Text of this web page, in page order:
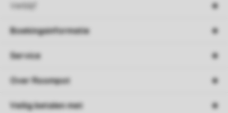
Verblijf
Boekingsinformatie
Service
Over Roompot
Veilig betalen met